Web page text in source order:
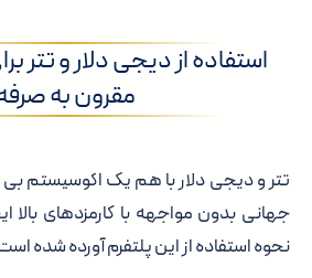
استفاده از دیجی دلار و تتر
مقرون به
تتر و دیجی دلار با هم یک اکوسیستم
جهانی بدون مواجهه با کارمزدهای بالا
نحوه استفاده از این پلتفرم آورده شده